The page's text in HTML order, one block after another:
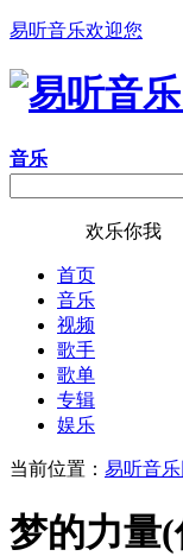
易听音乐欢迎您
音乐
欢乐你我
首页
音乐
视频
歌手
歌单
专辑
娱乐
当前位置： 易听音乐
梦的力量